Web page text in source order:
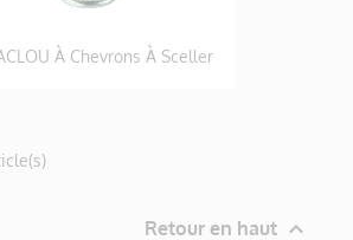
À Chevrons À Sceller
Retour en haut 